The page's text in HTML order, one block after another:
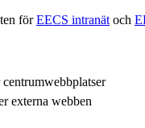
förEECS intranät och
externa webben